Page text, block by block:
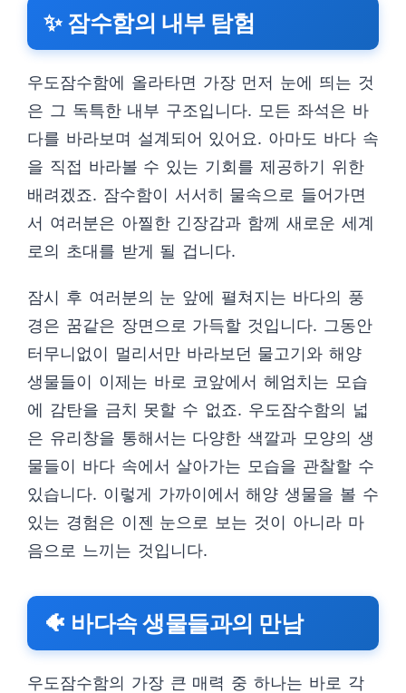
✨ 잠수함의 내부 탐험
우도잠수함에 올라타면 가장 먼저 눈에 띄는 것
은 그 독특한 내부 구조입니다. 모든 좌석은 바
다를 바라보며 설계되어 있어요. 아마도 바다 속
을 직접 바라볼 수 있는 기회를 제공하기 위한
배려겠죠. 잠수함이 서서히 물속으로 들어가면
서 여러분은 아찔한 긴장감과 함께 새로운 세계
로의 초대를 받게 될 겁니다.
잠시 후 여러분의 눈 앞에 펼쳐지는 바다의 풍
경은 꿈같은 장면으로 가득할 것입니다. 그동안
터무니없이 멀리서만 바라보던 물고기와 해양
생물들이 이제는 바로 코앞에서 헤엄치는 모습
에 감탄을 금치 못할 수 없죠. 우도잠수함의 넓
은 유리창을 통해서는 다양한 색깔과 모양의 생
물들이 바다 속에서 살아가는 모습을 관찰할 수
있습니다. 이렇게 가까이에서 해양 생물을 볼 수
있는 경험은 이젠 눈으로 보는 것이 아니라 마
음으로 느끼는 것입니다.
🐠 바다속 생물들과의 만남
우도잠수함의 가장 큰 매력 중 하나는 바로 각